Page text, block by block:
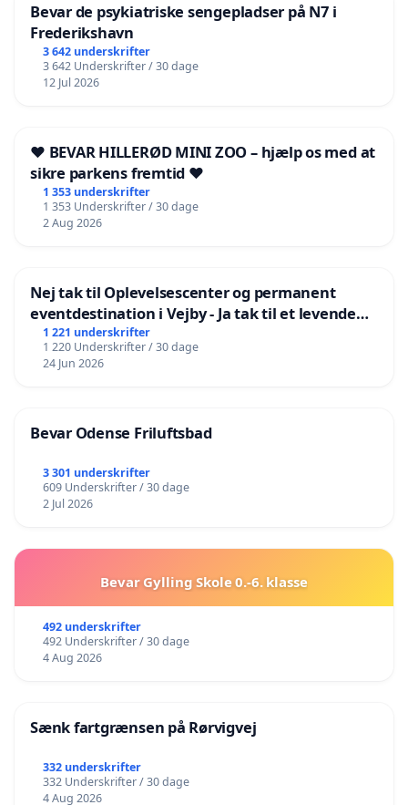
Bevar de psykiatriske sengepladser på N7 i
Frederikshavn
3 642 underskrifter
3 642 Underskrifter / 30 dage
12 Jul 2026
❤️ BEVAR HILLERØD MINI ZOO – hjælp os med at
sikre parkens fremtid ❤️
1 353 underskrifter
1 353 Underskrifter / 30 dage
2 Aug 2026
Nej tak til Oplevelsescenter og permanent
eventdestination i Vejby - Ja tak til et levende
lokalområde i balance
1 221 underskrifter
1 220 Underskrifter / 30 dage
24 Jun 2026
Bevar Odense Friluftsbad
3 301 underskrifter
609 Underskrifter / 30 dage
2 Jul 2026
Bevar Gylling Skole 0.-6. klasse
492 underskrifter
492 Underskrifter / 30 dage
4 Aug 2026
Sænk fartgrænsen på Rørvigvej
332 underskrifter
332 Underskrifter / 30 dage
4 Aug 2026